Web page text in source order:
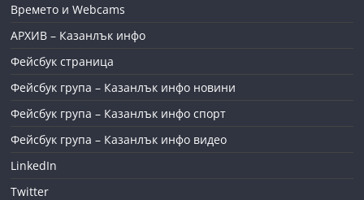
Времето и Webcams
АРХИВ – Казанлък инфо
Фейсбук страница
Фейсбук група – Казанлък инфо новини
Фейсбук група – Казанлък инфо спорт
Фейсбук група – Казанлък инфо видео
LinkedIn
Twitter